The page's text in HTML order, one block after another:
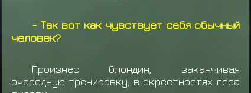
- Так вот как чувствует себя обычный
человек?
Произнес блондин, заканчивая
очередную тренировку, в окрестностях леса